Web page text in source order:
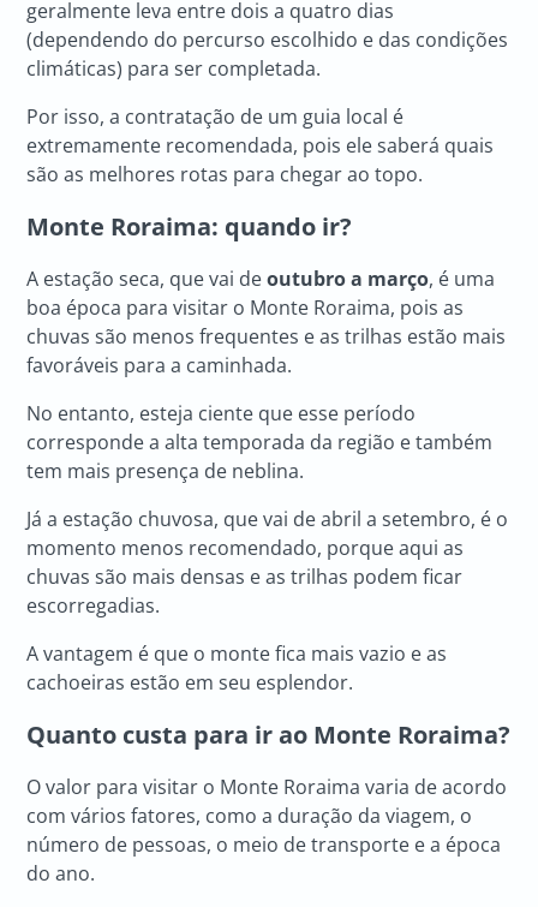
geralmente leva entre dois a quatro dias
(dependendo do percurso escolhido e das condições
climáticas) para ser completada.
Por isso, a contratação de um guia local é
extremamente recomendada, pois ele saberá quais
são as melhores rotas para chegar ao topo.
Monte Roraima: quando ir?
A estação seca, que vai deoutubro a março, é uma
boa época para visitar o Monte Roraima, pois as
chuvas são menos frequentes e as trilhas estão mais
favoráveis para a caminhada.
No entanto, esteja ciente que esse período
corresponde a alta temporada da região e também
tem mais presença de neblina.
Já a estação chuvosa, que vai de abril a setembro, é o
momento menos recomendado, porque aqui as
chuvas são mais densas e as trilhas podem ficar
escorregadias.
A vantagem é que o monte fica mais vazio e as
cachoeiras estão em seu esplendor.
Quanto custa para ir ao Monte Roraima?
O valor para visitar o Monte Roraima varia de acordo
com vários fatores, como a duração da viagem, o
número de pessoas, o meio de transporte e a época
do ano.